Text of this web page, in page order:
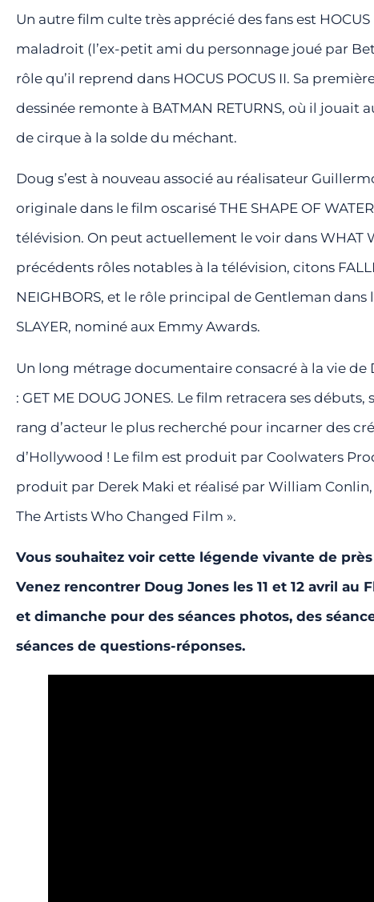
Un autre film culte très apprécié des fans est
maladroit (l’ex-petit ami du personnage joué par
rôle qu’il reprend dans HOCUS POCUS II. Sa
dessinée remonte à BATMAN RETURNS, où il jouait
de cirque à la solde du méchant.
Doug s’est à nouveau associé au réalisateur
originale dans le film oscarisé THE SHAPE OF
télévision. On peut actuellement le voir dans WHAT
précédents rôles notables à la télévision, citons
NEIGHBORS, et le rôle principal de Gentleman dans
SLAYER, nominé aux Emmy Awards.
Un long métrage documentaire consacré à la vie
: GET ME DOUG JONES. Le film retracera ses
rang d’acteur le plus recherché pour incarner des
d’Hollywood ! Le film est produit par Coolwaters
produit par Derek Maki et réalisé par William
The Artists Who Changed Film ».
Vous souhaitez voir cette légende vivante de près
Venez rencontrer Doug Jones les 11 et 12 avril au
et dimanche pour des séances photos, des
séances de questions-réponses.